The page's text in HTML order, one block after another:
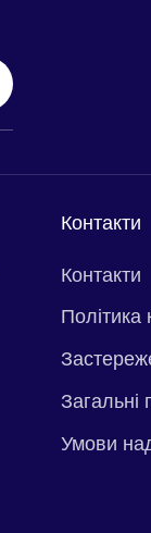
Контакти
Контакти
Політика
Умови